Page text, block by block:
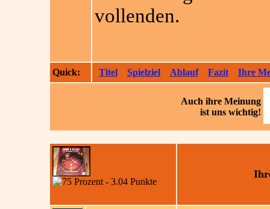
vollenden.
Quick: Titel Spielziel Ablauf Fazit Ihre
Auch ihre Meinung
ist uns wichtig!